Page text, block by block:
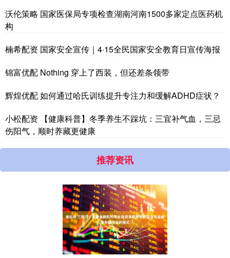
沃伦策略 国家医保局专项检查湖南河南1500多家定点医药机
构
楠希配资 国家安全宣传｜4·15全民国家安全教育日宣传海报
锦富优配 Nothing 穿上了西装，但还差条领带
辉煌优配 如何通过哈氏训练提升专注力和缓解ADHD症状？
小松配资 【健康科普】冬季养生不踩坑：三宜补气血，三忌
伤阳气，顺时养藏更健康
推荐资讯